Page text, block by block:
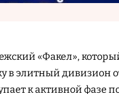
«Факел»,
в элитный дивизион
к активной фазе